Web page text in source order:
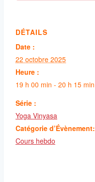
DÉTAILS
Date :
22 octobre 2025
Heure :
19 h 00 min - 20 h 15 min
Série :
Yoga Vinyasa
Catégorie d’Évènement:
Cours hebdo